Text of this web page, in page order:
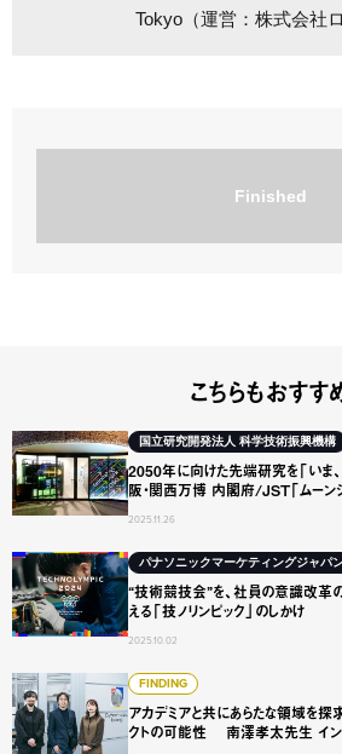
Tokyo（運営：株式会社
Finished
こちらもおすす
国立研究開発法人 科学技術振興機構
2050年に向けた先端研究を「いま
阪・関西万博 内閣府/JST「ムーンシ
2025.11.26
2050年に向けた先端研究を「いま、
パナソニックマーケティングジャパ
“技術競技会”を、社員の意識改
える「技ノリンピック」のしかけ
2025.10.02
“技術競技会”を、社員の意識改革の
FINDING
アカデミアと共にあらたな領域を探
クトの可能性 南澤孝太先生 イン
アカデミアと共にあらたな領域を探